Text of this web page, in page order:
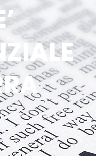
DI TERRA